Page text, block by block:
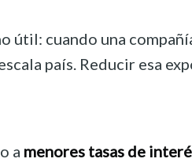
útil: cuando una
país. Reducir esa
a menores tasas de